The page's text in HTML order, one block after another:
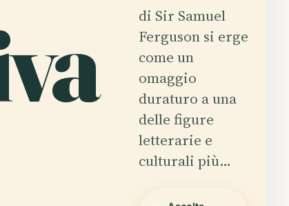
di Sir Samuel
Ferguson si erge
come un
omaggio
duraturo a una
delle figure
letterarie e
culturali più…